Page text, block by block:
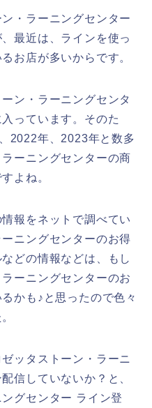
・ラーニングセンター
最近は、ラインを使っ
お店が多いからです。
ン・ラーニングセンタ
っています。そのた
2022年、2023年と数多
ーニングセンターの商
よね。
報をネットで調べてい
ニングセンターのお得
どの情報などは、もし
ーニングセンターのお
かも♪と思ったので色々
ッタストーン・ラーニ
信していないか？と、
グセンター ライン登